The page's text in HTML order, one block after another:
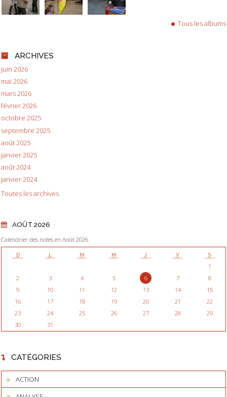
Tous les albums
ARCHIVES
juin 2026
mai 2026
mars 2026
février 2026
octobre 2025
septembre 2025
août 2025
janvier 2025
août 2024
janvier 2024
Toutes les archives
AOÛT 2026
Calendrier des notes en Août 2026
D L M M J V S
1
2
3 4 5 6 7
8
9
10 11 12 13 14
15
16
17 18 19 20 21
22
23
24 25 26 27 28
29
30
31
CATÉGORIES
ACTION